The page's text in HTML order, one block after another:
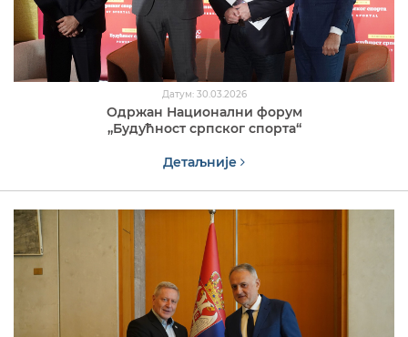
Датум: 30.03.2026
Одржан Национални форум
,,Будућност српског спорта“
Детаљније